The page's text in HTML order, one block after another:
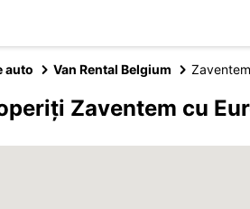
auto Van Rental Belgium Zaventem
Zaventem cu